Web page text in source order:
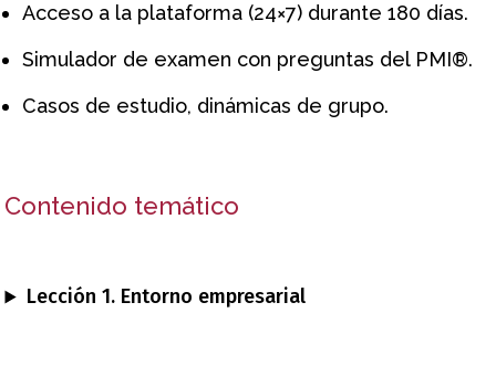
Acceso a la plataforma (24×7) durante 180 días.
Simulador de examen con preguntas del PMI®.
Casos de estudio, dinámicas de grupo.
Contenido temático
Lección 1. Entorno empresarial